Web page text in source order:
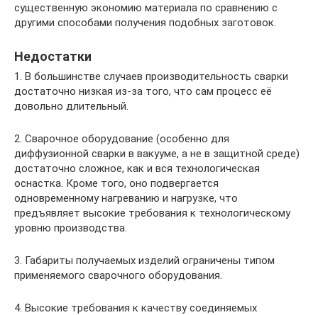
существенную экономию материала по сравнению с
другими способами получения подобных заготовок.
Недостатки
1. В большинстве случаев производительность сварки
достаточно низкая из-за того, что сам процесс её
довольно длительный.
2. Сварочное оборудование (особенно для
диффузионной сварки в вакууме, а не в защитной среде)
достаточно сложное, как и вся технологическая
оснастка. Кроме того, оно подвергается
одновременному нагреванию и нагрузке, что
предъявляет высокие требования к технологическому
уровню производства.
3. Габариты получаемых изделий ограничены типом
применяемого сварочного оборудования.
4. Высокие требования к качеству соединяемых